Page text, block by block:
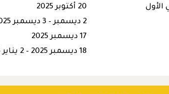
20 أكتوبر 2025
2 ديسمبر – 3 ديسمبر 2025
17 ديسمبر 2025
18 ديسمبر 2025 – 2 يناير 2026